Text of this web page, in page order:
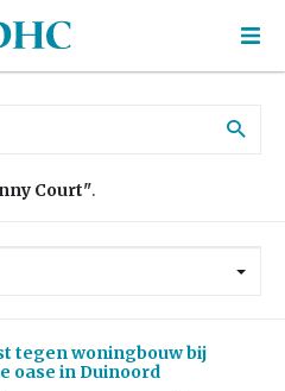
Court".
tegen woningbouw bij
oase in Duinoord